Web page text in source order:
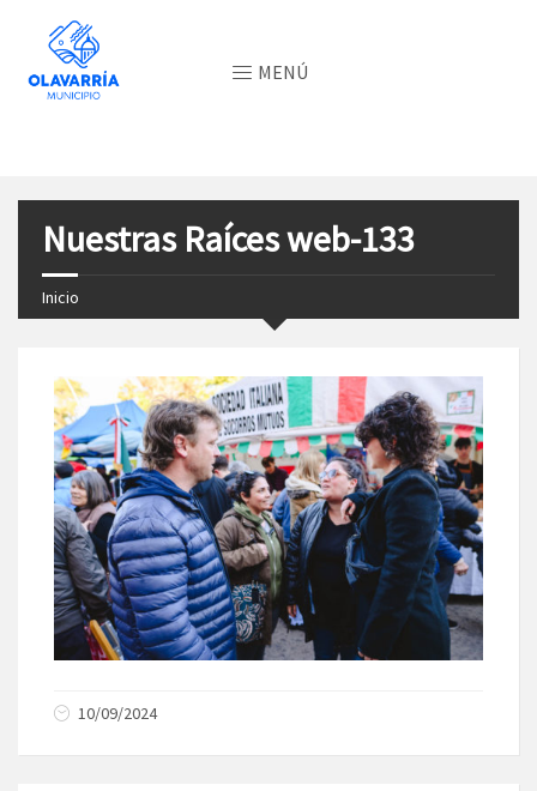
MENÚ
Nuestras Raíces web-133
Inicio
10/09/2024